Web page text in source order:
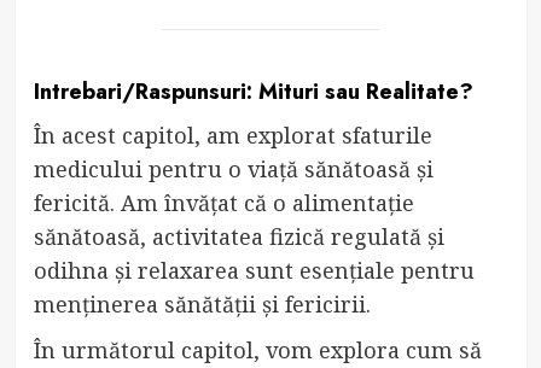
Intrebari/Raspunsuri: Mituri sau Realitate?
În acest capitol, am explorat sfaturile
medicului pentru o viață sănătoasă și
fericită. Am învățat că o alimentație
sănătoasă, activitatea fizică regulată și
odihna și relaxarea sunt esențiale pentru
menținerea sănătății și fericirii.
În următorul capitol, vom explora cum să